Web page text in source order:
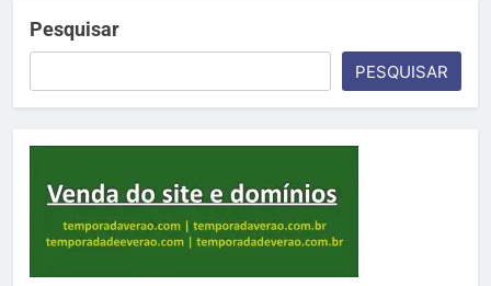
Pesquisar
PESQUISAR